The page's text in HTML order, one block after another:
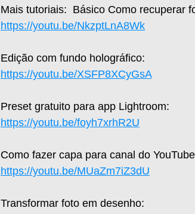
Mais tutoriais:  Básico Como recuperar
https://youtu.be/NkzptLnA8Wk
Edição com fundo holográfico:
https://youtu.be/XSFP8XCyGsA
Preset gratuito para app Lightroom:
https://youtu.be/foyh7xrhR2U
Como fazer capa para canal do
https://youtu.be/MUaZm7iZ3dU
Transformar foto em desenho: